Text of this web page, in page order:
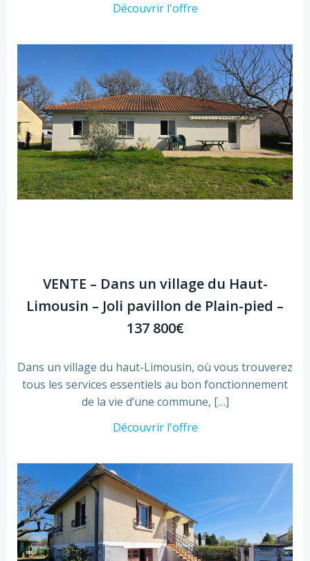
Découvrir l'offre
VENTE – Dans un village du Haut-
Limousin – Joli pavillon de Plain-pied –
137 800€
Dans un village du haut-Limousin, où vous trouverez
tous les services essentiels au bon fonctionnement
de la vie d’une commune, […]
Découvrir l'offre